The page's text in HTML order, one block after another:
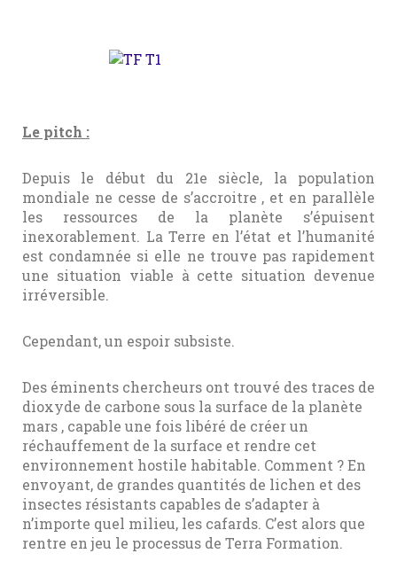
Le pitch :
Depuis le début du 21e siècle, la population
mondiale ne cesse de s’accroitre , et en parallèle
les ressources de la planète s’épuisent
inexorablement. La Terre en l’état et l’humanité
est condamnée si elle ne trouve pas rapidement
une situation viable à cette situation devenue
irréversible.
Cependant, un espoir subsiste.
Des éminents chercheurs ont trouvé des traces de
dioxyde de carbone sous la surface de la planète
mars , capable une fois libéré de créer un
réchauffement de la surface et rendre cet
environnement hostile habitable. Comment ? En
envoyant, de grandes quantités de lichen et des
insectes résistants capables de s’adapter à
n’importe quel milieu, les cafards. C’est alors que
rentre en jeu le processus de Terra Formation.